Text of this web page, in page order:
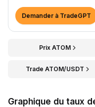
Demander à TradeGPT
Prix ATOM
Trade ATOM/USDT
Graphique du taux